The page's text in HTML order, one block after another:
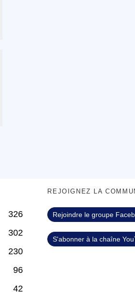
326
302
230
96
42
REJOIGNEZ LA
Rejoindre le groupe
S'abonner à la chaîne